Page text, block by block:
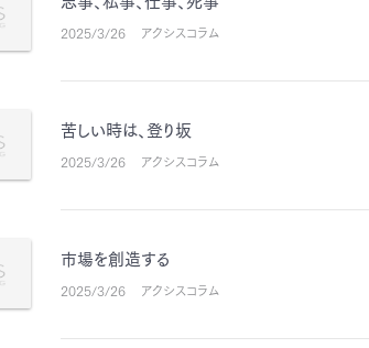
2025/3/26 アクシスコラム
苦しい時は、登り坂
2025/3/26 アクシスコラム
市場を創造する
2025/3/26 アクシスコラム